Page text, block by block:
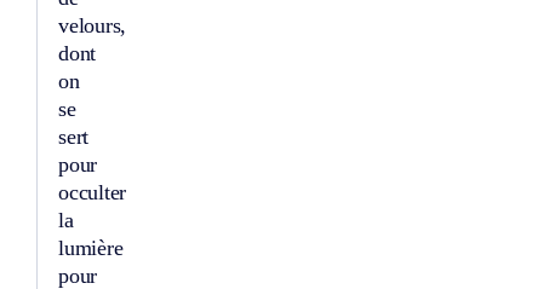
velours,
dont
on
se
sert
pour
occulter
la
lumière
pour